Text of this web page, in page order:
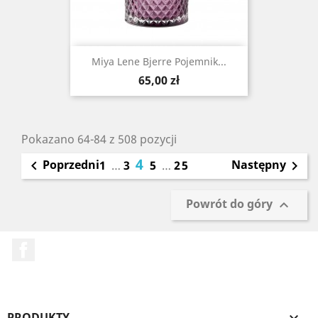
Miya Lene Bjerre Pojemnik...
Cena
65,00 zł
Pokazano 64-84 z 508 pozycji
 Poprzedni1 … 3 4 5 … 25 Następny 
Powrót do góry 